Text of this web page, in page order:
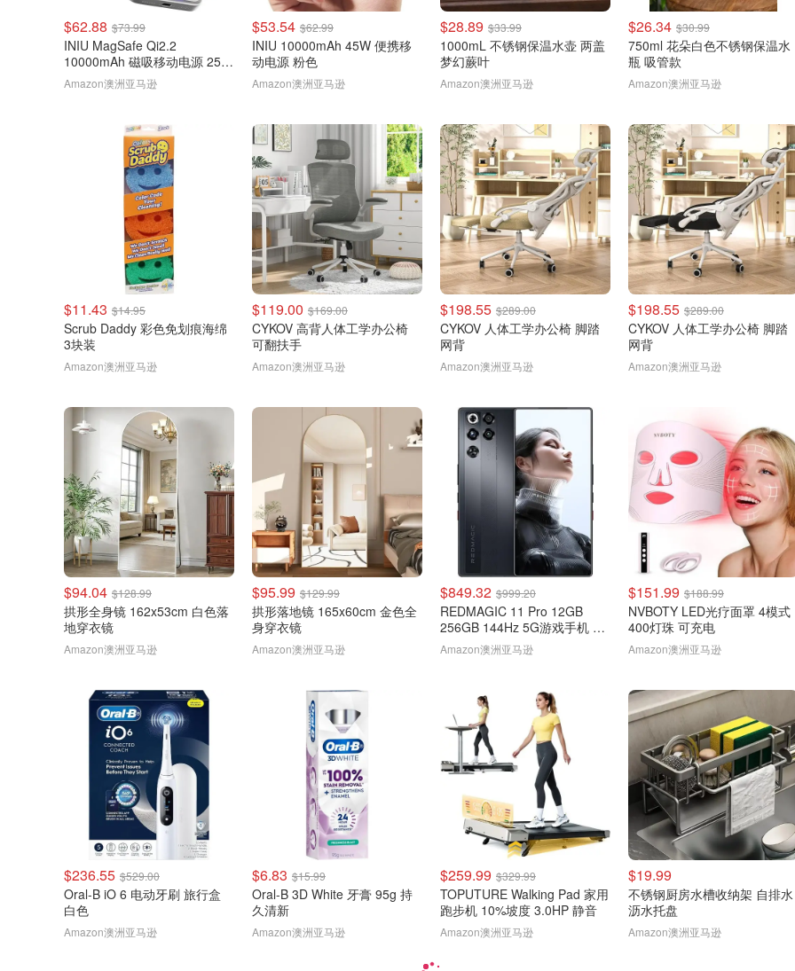
$62.88 $73.99
INIU MagSafe Qi2.2
10000mAh 磁吸移动电源 25W
棕色
Amazon澳洲亚马逊
$53.54 $62.99
INIU 10000mAh 45W 便携移
动电源 粉色
Amazon澳洲亚马逊
$28.89 $33.99
1000mL 不锈钢保温水壶 两盖
梦幻蕨叶
Amazon澳洲亚马逊
$26.34 $30.99
750ml 花朵白色不锈钢保温水
瓶 吸管款
Amazon澳洲亚马逊
$11.43 $14.95
Scrub Daddy 彩色免划痕海绵
3块装
Amazon澳洲亚马逊
$119.00 $169.00
CYKOV 高背人体工学办公椅
可翻扶手
Amazon澳洲亚马逊
$198.55 $289.00
CYKOV 人体工学办公椅 脚踏
网背
Amazon澳洲亚马逊
$198.55 $289.00
CYKOV 人体工学办公椅 脚踏
网背
Amazon澳洲亚马逊
$94.04 $128.99
拱形全身镜 162x53cm 白色落
地穿衣镜
Amazon澳洲亚马逊
$95.99 $129.99
拱形落地镜 165x60cm 金色全
身穿衣镜
Amazon澳洲亚马逊
$849.32 $999.20
REDMAGIC 11 Pro 12GB
256GB 144Hz 5G游戏手机 黑
色
Amazon澳洲亚马逊
$151.99 $188.99
NVBOTY LED光疗面罩 4模式
400灯珠 可充电
Amazon澳洲亚马逊
$236.55 $529.00
Oral-B iO 6 电动牙刷 旅行盒
白色
Amazon澳洲亚马逊
$6.83 $15.99
Oral-B 3D White 牙膏 95g 持
久清新
Amazon澳洲亚马逊
$259.99 $329.99
TOPUTURE Walking Pad 家用
跑步机 10%坡度 3.0HP 静音
Amazon澳洲亚马逊
$19.99
不锈钢厨房水槽收纳架 自排水
沥水托盘
Amazon澳洲亚马逊